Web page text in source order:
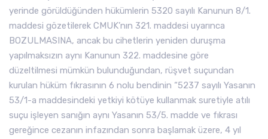
yerinde görüldüğünden hükümlerin 5320 sayılı Kanunun 8/1.
maddesi gözetilerek CMUK’nın 321. maddesi uyarınca
BOZULMASINA, ancak bu cihetlerin yeniden duruşma
yapılmaksızın aynı Kanunun 322. maddesine göre
düzeltilmesi mümkün bulunduğundan, rüşvet suçundan
kurulan hüküm fıkrasının 6 nolu bendinin “5237 sayılı Yasanın
53/1-a maddesindeki yetkiyi kötüye kullanmak suretiyle atılı
suçu işleyen sanığın aynı Yasanın 53/5. madde ve fıkrası
gereğince cezanın infazından sonra başlamak üzere, 4 yıl